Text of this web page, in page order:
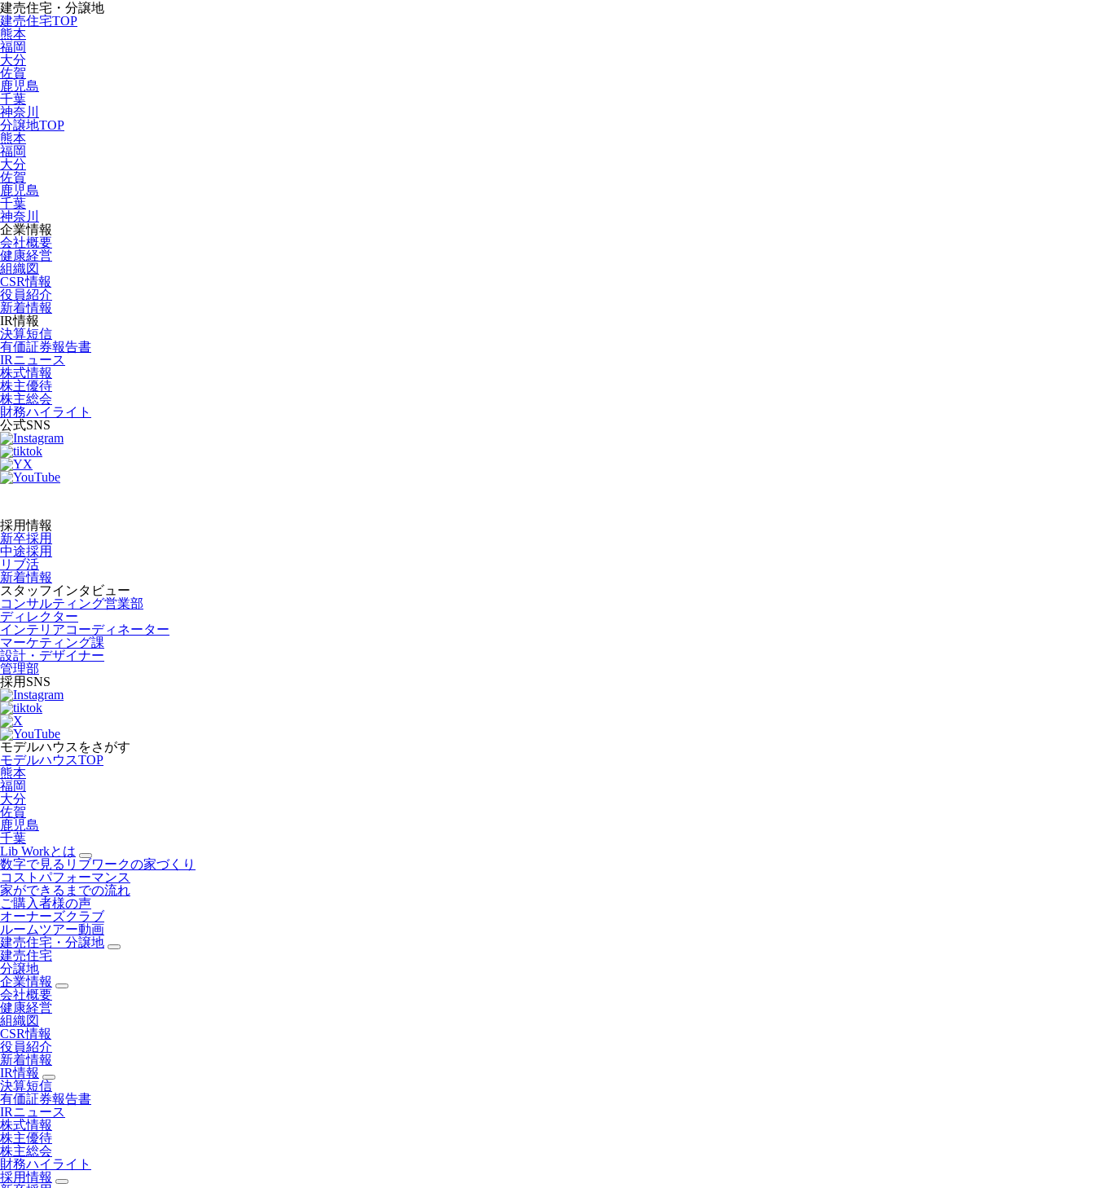
建売住宅・分譲地
建売住宅TOP
熊本
福岡
大分
佐賀
鹿児島
千葉
神奈川
分譲地TOP
熊本
福岡
大分
佐賀
鹿児島
千葉
神奈川
企業情報
会社概要
健康経営
組織図
CSR情報
役員紹介
新着情報
IR情報
決算短信
有価証券報告書
IRニュース
株式情報
株主優待
株主総会
財務ハイライト
公式SNS
採用情報
新卒採用
中途採用
リブ活
新着情報
スタッフインタビュー
コンサルティング営業部
ディレクター
インテリアコーディネーター
マーケティング課
設計・デザイナー
管理部
採用SNS
モデルハウスをさがす
モデルハウスTOP
熊本
福岡
大分
佐賀
鹿児島
千葉
Lib Workとは
数字で見るリブワークの家づくり
コストパフォーマンス
家ができるまでの流れ
ご購入者様の声
オーナーズクラブ
ルームツアー動画
建売住宅・分譲地
建売住宅
分譲地
企業情報
会社概要
健康経営
組織図
CSR情報
役員紹介
新着情報
IR情報
決算短信
有価証券報告書
IRニュース
株式情報
株主優待
株主総会
財務ハイライト
採用情報